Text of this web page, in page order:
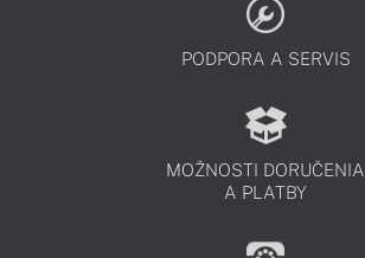
PODPORA A SERVIS
MOŽNOSTI DORUČENIA
A PLATBY